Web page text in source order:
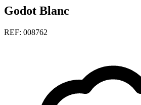
Godot Blanc
REF: 008762